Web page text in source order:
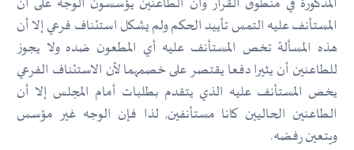
المستأنف عليه التمس تأييد الحكم ولم يشكل استئناف فرعي إلا أن
هذه المسألة تخص المستأنف عليه أي المطعون ضده ولا يجوز
للطاعنين أن يثيرا دفعا يقتصر على خصمهما لأن الاستئناف الفرعي
يخص المستأنف عليه الذي يتقدم بطلبات أمام المجلس إلا أن
الطاعنين الحاليين كانا مستأنفين, لذا فإن الوجه غير مؤسس
ويتعين رفضه.